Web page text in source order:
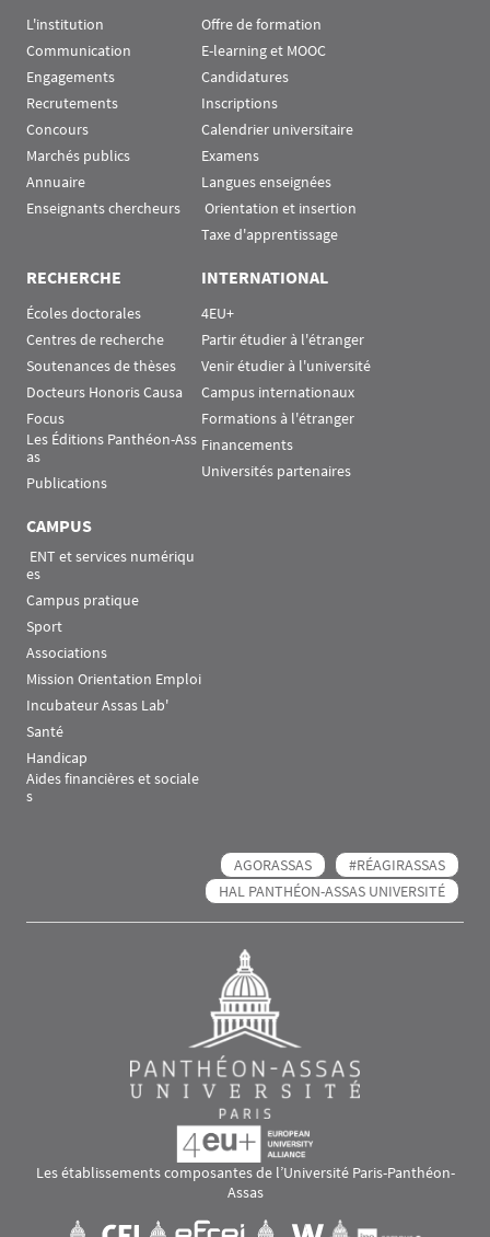
L'institution
Communication
Engagements
Recrutements
Concours
Marchés publics
Annuaire
Enseignants chercheurs
Offre de formation
E-learning et MOOC
Candidatures
Inscriptions
Calendrier universitaire
Examens
Langues enseignées
Orientation et insertion
Taxe d'apprentissage
RECHERCHE
Écoles doctorales
Centres de recherche
Soutenances de thèses
Docteurs Honoris Causa
Focus
Les Éditions Panthéon-Ass
as
Publications
INTERNATIONAL
4EU+
Partir étudier à l'étranger
Venir étudier à l'université
Campus internationaux
Formations à l'étranger
Financements
Universités partenaires
CAMPUS
es
Campus pratique
Sport
Associations
Mission Orientation Emploi
Incubateur Assas Lab'
Santé
Handicap
Aides financières et sociale
s
AGORASSAS
#RÉAGIRASSAS
HAL PANTHÉON-ASSAS UNIVERSITÉ
Les établissements composantes de l’Université Paris-Panthéon-
Assas
Visuel svgVisuel svg Visuel svgVisuel svg